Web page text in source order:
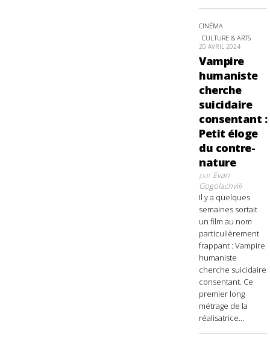
CINÉMA
CULTURE & ARTS
20 AVRIL 2024
Vampire
humaniste
cherche
suicidaire
consentant :
Petit éloge
du contre-
nature
parEvan
Gogolachvili
Il y a quelques
semaines sortait
un film au nom
particulièrement
frappant : Vampire
humaniste
cherche suicidaire
consentant. Ce
premier long
métrage de la
réalisatrice...